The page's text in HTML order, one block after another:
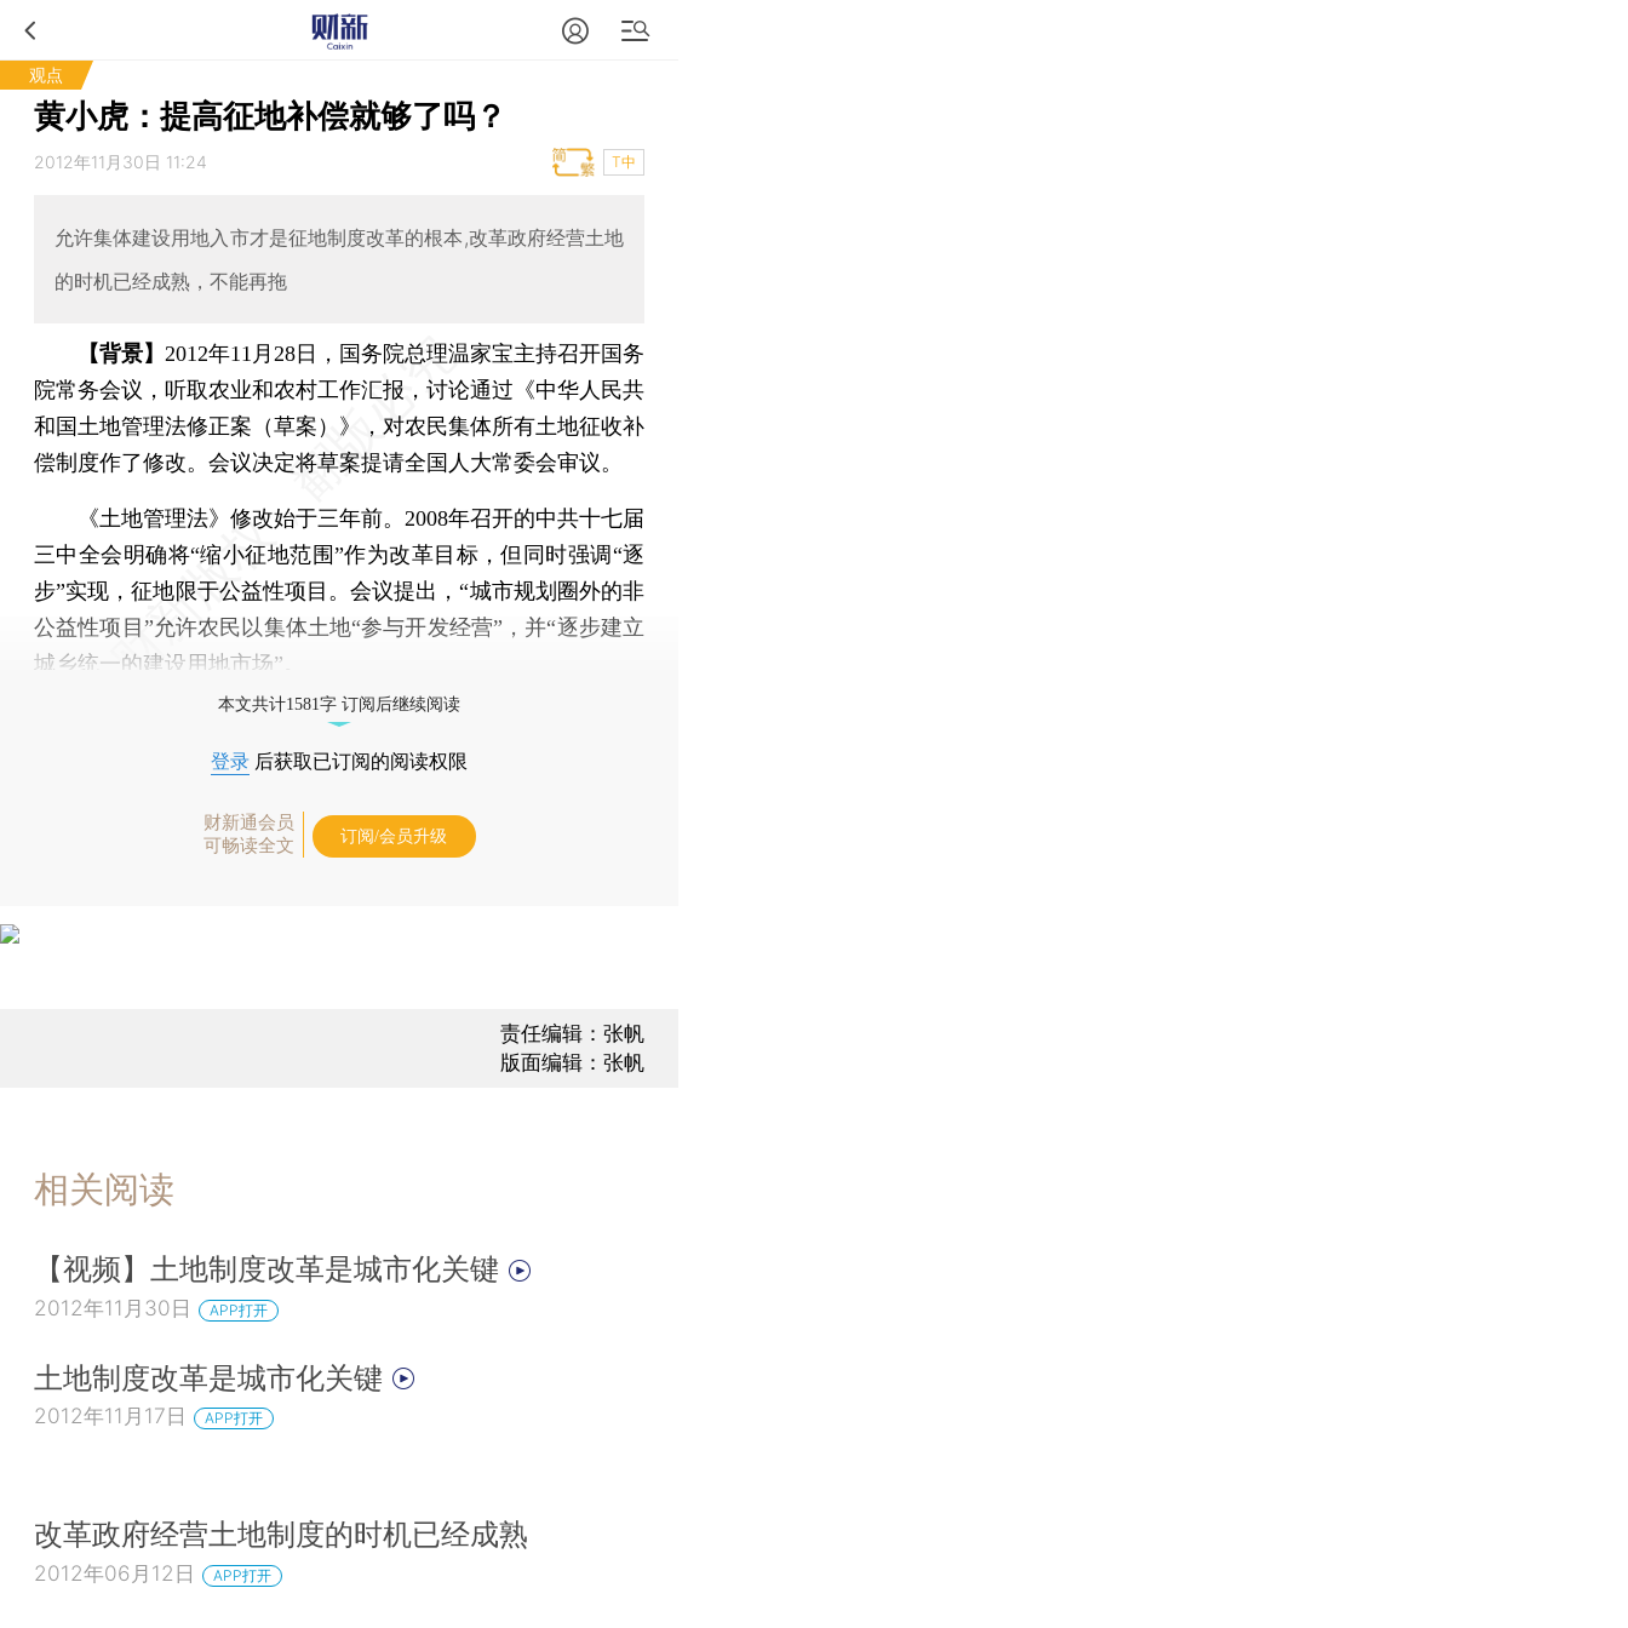
观点
黄小虎：提高征地补偿就够了吗？
2012年11月30日 11:24 T中
允许集体建设用地入市才是征地制度改革的根本,改革政府经营土地
的时机已经成熟，不能再拖
【背景】 2012年11月28日，国务院总理温家宝主持召开国务
院常务会议，听取农业和农村工作汇报，讨论通过《中华人民共
和国土地管理法修正案（草案）》，对农民集体所有土地征收补
偿制度作了修改。会议决定将草案提请全国人大常委会审议。
《土地管理法》修改始于三年前。2008年召开的中共十七届
三中全会明确将“缩小征地范围”作为改革目标，但同时强调“逐
步”实现，征地限于公益性项目。会议提出，“城市规划圈外的非
公益性项目”允许农民以集体土地“参与开发经营”，并“逐步建立
城乡统一的建设用地市场”。
本文共计1581字 订阅后继续阅读
登录 后获取已订阅的阅读权限
财新通会员
可畅读全文
订阅/会员升级
责任编辑：张帆
版面编辑：张帆
相关阅读
【视频】土地制度改革是城市化关键
2012年11月30日 APP打开
土地制度改革是城市化关键
2012年11月17日 APP打开
改革政府经营土地制度的时机已经成熟
2012年06月12日 APP打开